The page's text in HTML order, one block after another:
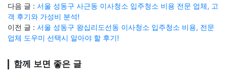
다음 글 : 서울 성동구 사근동 이사청소 입주청소 비용 전문 업체, 고
객 후기와 가성비 분석!
이전 글 : 서울 성동구 왕십리도선동 이사청소 입주청소 비용, 전문
업체 도우미 선택시 알아야 할 후기!
함께 보면 좋은 글